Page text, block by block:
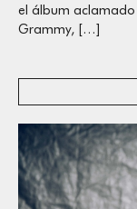
el álbum
Grammy, […]